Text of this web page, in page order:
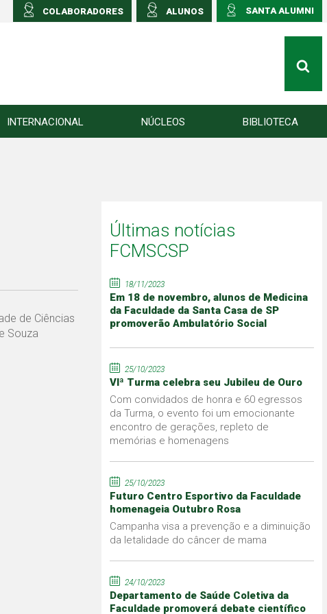
SANTA ALUMNI
ALUNOS
COLABORADORES
INTERNACIONAL NÚCLEOS BIBLIOTECA
de Ciências
Souza
Últimas notícias
FCMSCSP
18/11/2023
Em 18 de novembro, alunos de Medicina
da Faculdade da Santa Casa de SP
promoverão Ambulatório Social
25/10/2023
VIª Turma celebra seu Jubileu de Ouro
Com convidados de honra e 60 egressos
da Turma, o evento foi um emocionante
encontro de gerações, repleto de
memórias e homenagens
25/10/2023
Futuro Centro Esportivo da Faculdade
homenageia Outubro Rosa
Campanha visa a prevenção e a diminuição
da letalidade do câncer de mama
24/10/2023
Departamento de Saúde Coletiva da
Faculdade promoverá debate científico